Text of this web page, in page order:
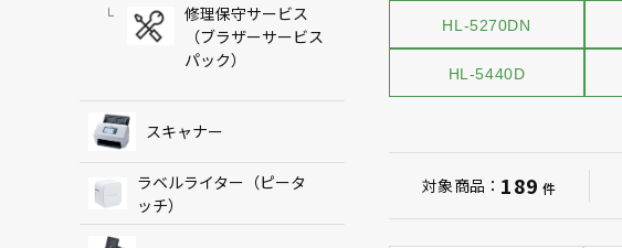
修理保守サービス
（ブラザーサービス
パック）
スキャナー
ラベルライター（ピータ
ッチ）
HL-5270DN
HL-5440D
対象商品： 189 件